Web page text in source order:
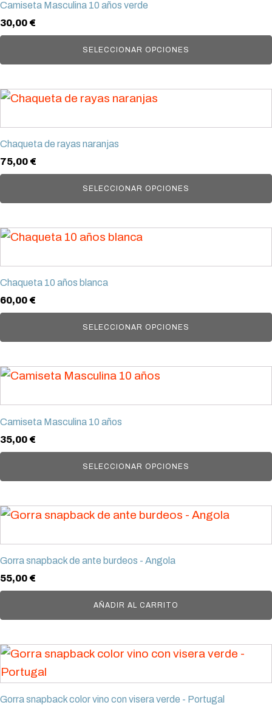
la
página
Camiseta Masculina 10 años verde
30,00 €
SELECCIONAR OPCIONES
múltiples
variantes.
opciones
se
pueden
en
la
página
Chaqueta de rayas naranjas
75,00 €
SELECCIONAR OPCIONES
Este
múltiples
variantes.
opciones
se
pueden
en
la
página
Chaqueta 10 años blanca
60,00 €
SELECCIONAR OPCIONES
Este
múltiples
variantes.
opciones
se
pueden
en
la
página
Camiseta Masculina 10 años
35,00 €
SELECCIONAR OPCIONES
Este
múltiples
variantes.
opciones
se
pueden
en
la
página
Gorra snapback de ante burdeos - Angola
55,00 €
AÑADIR AL CARRITO
Gorra snapback color vino con visera verde - Portugal